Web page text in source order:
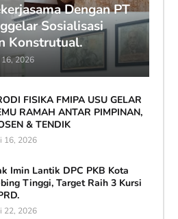
Dengan PT
Sosialisasi
Konstrutual.
2026
FISIKA FMIPA USU GELAR
RAMAH ANTAR PIMPINAN,
& TENDIK
16, 2026
Imin Lantik DPC PKB Kota
Tinggi, Target Raih 3 Kursi
22, 2026